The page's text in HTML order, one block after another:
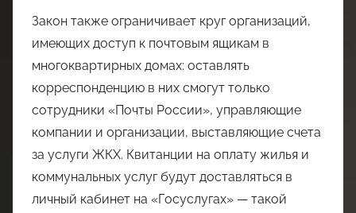
Закон также ограничивает круг организаций,
имеющих доступ к почтовым ящикам в
многоквартирных домах: оставлять
корреспонденцию в них смогут только
сотрудники «Почты России», управляющие
компании и организации, выставляющие счета
за услуги ЖКХ. Квитанции на оплату жилья и
коммунальных услуг будут доставляться в
личный кабинет на «Госуслугах» — такой